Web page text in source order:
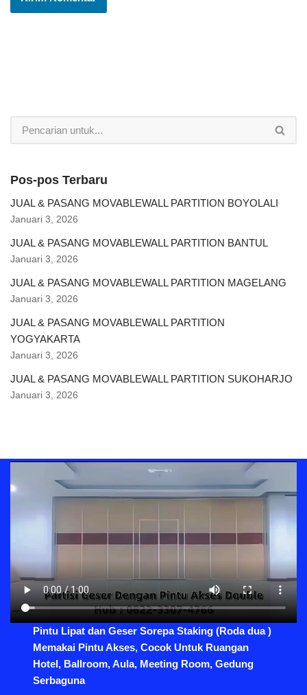
Pos-pos Terbaru
JUAL & PASANG MOVABLEWALL PARTITION BOYOLALI
Januari 3, 2026
JUAL & PASANG MOVABLEWALL PARTITION BANTUL
Januari 3, 2026
JUAL & PASANG MOVABLEWALL PARTITION MAGELANG
Januari 3, 2026
JUAL & PASANG MOVABLEWALL PARTITION
YOGYAKARTA
Januari 3, 2026
JUAL & PASANG MOVABLEWALL PARTITION SUKOHARJO
Januari 3, 2026
Pintu Lipat dan Geser Sorepa Staking (Roda dua )
Memakai Pintu Akses, Cocok Untuk Ruangan
Hotel, Ballroom, Aula, Meeting Room, Gedung
Serbaguna